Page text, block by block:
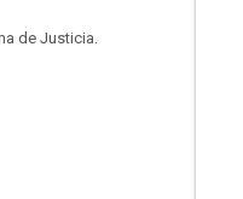
de Justicia.